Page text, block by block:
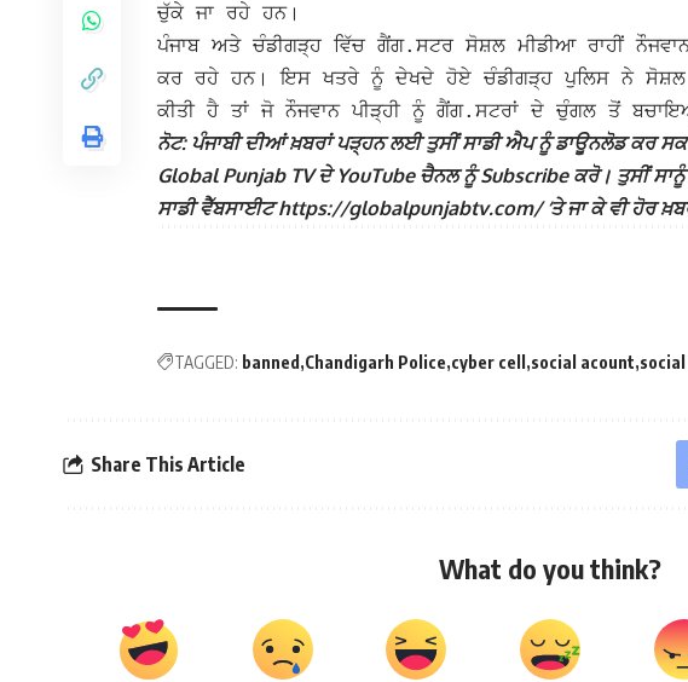
ਚੁੱਕੇ ਜਾ ਰਹੇ ਹਨ।
ਪੰਜਾਬ ਅਤੇ ਚੰਡੀਗੜ੍ਹ ਵਿੱਚ ਗੈਂਗ.ਸਟਰ ਸੋਸ਼ਲ ਮੀਡੀਆ ਰਾਹੀਂ
ਕਰ ਰਹੇ ਹਨ। ਇਸ ਖਤਰੇ ਨੂੰ ਦੇਖਦੇ ਹੋਏ ਚੰਡੀਗੜ੍ਹ ਪੁਲਿਸ ਨੇ
ਕੀਤੀ ਹੈ ਤਾਂ ਜੋ ਨੌਜਵਾਨ ਪੀੜ੍ਹੀ ਨੂੰ ਗੈਂਗ.ਸਟਰਾਂ ਦੇ ਚੁੰਗਲ ਤੋਂ
ਨੋਟ: ਪੰਜਾਬੀ ਦੀਆਂ ਖ਼ਬਰਾਂ ਪੜ੍ਹਨ ਲਈ ਤੁਸੀਂ ਸਾਡੀ ਐਪ ਨੂੰ ਡਾਊਨਲੋਡ ਕਰ
Global Punjab TV ਦੇ YouTube ਚੈਨਲ ਨੂੰ Subscribe ਕਰੋ। ਤੁਸੀਂ
ਸਾਡੀ ਵੈੱਬਸਾਈਟ https://globalpunjabtv.com/ ‘ਤੇ ਜਾ ਕੇ ਵੀ ਹੋਰ
TAGGED: banned Chandigarh Police cyber cell social acount
Share This Article
What do you think?